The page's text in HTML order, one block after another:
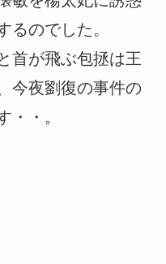
るのでした。
首が飛ぶ包拯は王
今夜劉復の事件の
・・。